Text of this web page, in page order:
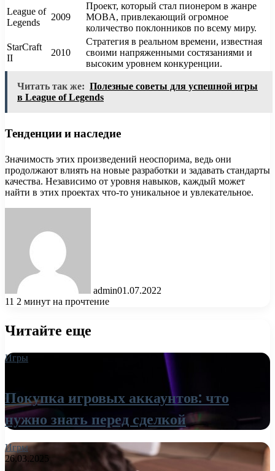
League of
Legends
2009
Проект, который стал пионером в жанре
MOBA, привлекающий огромное
количество поклонников по всему миру.
StarCraft
II
2010
Стратегия в реальном времени, известная
своими напряженными состязаниями и
высоким уровнем конкуренции.
Читать так же: Полезные советы для успешной игры
в League of Legends
Тенденции и наследие
Значимость этих произведений неоспорима, ведь они
продолжают влиять на новые разработки и задавать стандарты
качества. Независимо от уровня навыков, каждый может
найти в этих проектах что-то уникальное и увлекательное.
admin01.07.2022
11 2 минут на прочтение
Читайте еще
Игры
Покупка игровых аккаунтов: что
нужно знать перед сделкой
Игры
26.03.2025